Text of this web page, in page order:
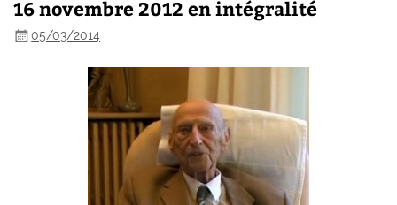
16 novembre 2012 en intégralité
05/03/2014